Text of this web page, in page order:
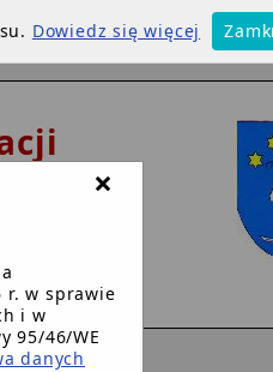
Dowiedz się więcej
×
r. w sprawie
i w
95/46/WE
danych